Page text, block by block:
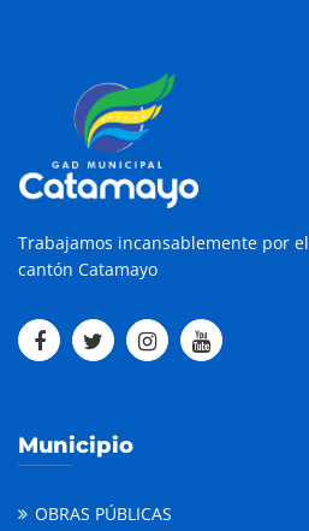
Trabajamos incansablemente por
cantón Catamayo
Municipio
OBRAS PÚBLICAS